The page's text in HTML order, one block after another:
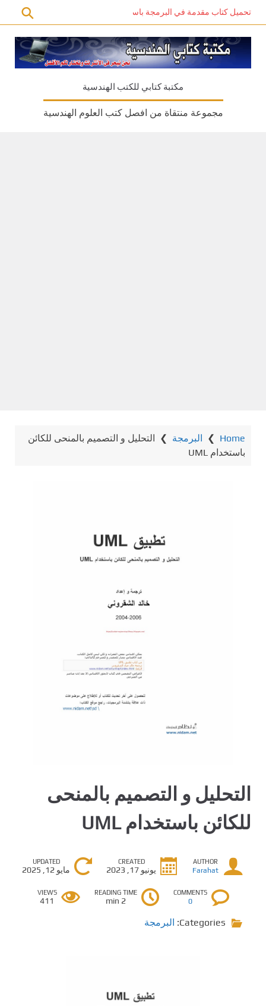
تحميل كتاب مقدمة في البرمجة باستخدام C# PDF – دليل المبتدئين للتعلم الذاتي
مكتبة كتابي للكتب الهندسية
مجموعة منتقاة من افصل كتب العلوم الهندسية
Home
❯ البرمجة ❯ التحليل و التصميم بالمنحى للكائن
باستخدام UML
التحليل و التصميم بالمنحى
للكائن باستخدام UML
AUTHOR
Farahat
CREATED
يونيو 17, 2023
UPDATED
مايو 12, 2025
COMMENTS
0
READING TIME
2 min
VIEWS
411
Categories: البرمجة